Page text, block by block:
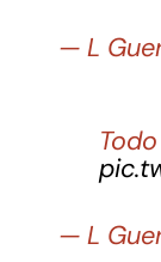
— L
— L